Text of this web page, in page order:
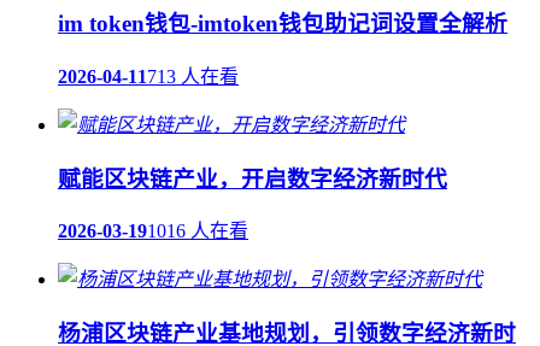
im token钱包-imtoken钱包助记词设置全解析
2026-04-11713 人在看
赋能区块链产业，开启数字经济新时代
2026-03-191016 人在看
杨浦区块链产业基地规划，引领数字经济新时